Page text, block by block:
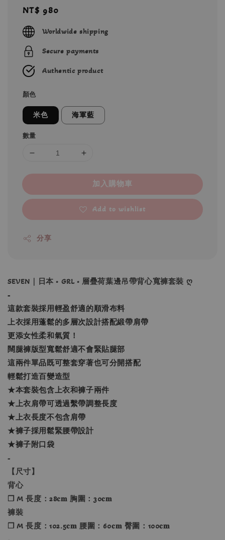
Regular
price
NT$ 980
Worldwide shipping
Secure payments
Authentic product
顏色
米色 海軍藍
數量
加入購物車
Add to wishlist
分享
SEVEN｜日本 • GRL • 層疊荷葉邊吊帶背心寬褲套裝 ღ
-
這款套裝採用輕盈舒適的順滑布料
上衣採用蓬鬆的多層次設計搭配緞帶肩帶
更添女性柔和氣質！
闊腿褲版型寬鬆舒適不會緊貼腿部
這兩件單品既可整套穿著也可分開搭配
輕鬆打造百變造型
★本套裝包含上衣和褲子兩件
★上衣肩帶可透過繫帶調整長度
★上衣長度不包含肩帶
★褲子採用鬆緊腰帶設計
★褲子附口袋
-
【尺寸】
背心
❐ M 長度：28𝐜𝐦 胸圍：30𝐜𝐦
褲裝
❐ M 長度：102.5𝐜𝐦 腰圍：60𝐜𝐦 臀圍：100𝐜𝐦